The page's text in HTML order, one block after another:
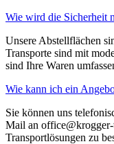
Wie wird die Sicherheit
Unsere Abstellflächen
Transporte sind mit
sind Ihre Waren
Wie kann ich ein
Sie können uns
Mail an
Transportlösungen zu